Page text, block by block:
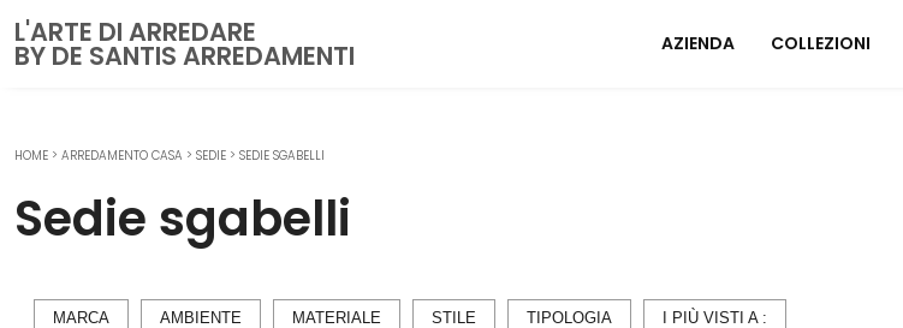
L'ARTE DI ARREDARE
BY DE SANTIS ARREDAMENTI AZIENDA COLLEZIONI
CUCINE
Cucine Moderne
Cucine Classiche
Arredo Bagno
HOME > ARREDAMENTO CASA > SEDIE > SEDIE SGABELLI
Sedie sgabelli
MARCA AMBIENTE MATERIALE STILE TIPOLOGIA I PIÙ VISTI A :